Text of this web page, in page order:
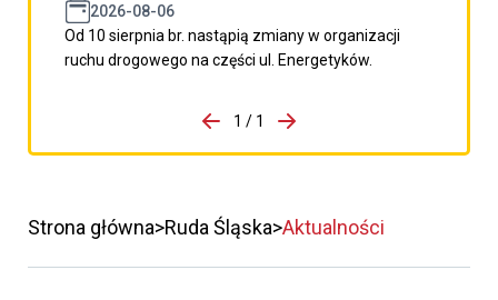
2026-08-06
Od 10 sierpnia br. nastąpią zmiany w organizacji
ruchu drogowego na części ul. Energetyków.
porzpedniego komunikatu
1 / 1
Przejdź do następnego
Strona główna Ruda Śląska Aktualności